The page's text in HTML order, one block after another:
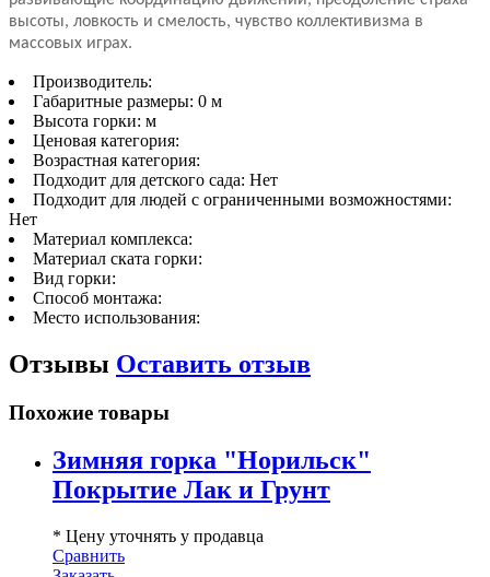
высоты, ловкость и смелость, чувство коллективизма в
массовых играх.
Производитель:
Габаритные размеры: 0 м
Высота горки: м
Ценовая категория:
Возрастная категория:
Подходит для детского сада: Нет
Подходит для людей с ограниченными возможностями:
Нет
Материал комплекса:
Материал ската горки:
Вид горки:
Способ монтажа:
Место использования:
Отзывы Оставить отзыв
Похожие товары
Зимняя горка "Норильск"
Покрытие Лак и Грунт
* Цену уточнять у продавца
Сравнить